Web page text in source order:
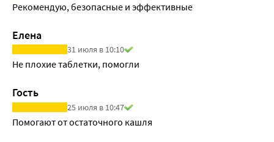
Рекомендую, безопасные и эффективные
Елена
31 июля в 10:10
Не плохие таблетки, помогли
Гость
25 июля в 10:47
Помогают от остаточного кашля